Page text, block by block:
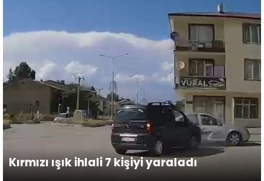
Kırmızı ışık ihlali 7 kişiyi yaraladı